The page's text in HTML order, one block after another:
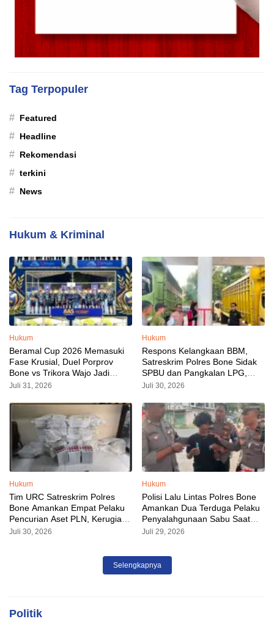
Tag Terpopuler
# Featured
# Headline
# Rekomendasi
# terkini
# News
Hukum & Kriminal
Hukum
Beramal Cup 2026 Memasuki
Fase Krusial, Duel Porprov
Bone vs Trikora Wajo Jadi
Sorotan Malam Ini
Juli 31, 2026
Hukum
Respons Kelangkaan BBM,
Satreskrim Polres Bone Sidak
SPBU dan Pangkalan LPG,
AKP Alvin Aji Imbau Pengelola
Tepat Sasaran
Juli 30, 2026
Hukum
Tim URC Satreskrim Polres
Bone Amankan Empat Pelaku
Pencurian Aset PLN, Kerugian
Ditaksir Capai Rp 3 Milyar
Juli 30, 2026
Hukum
Polisi Lalu Lintas Polres Bone
Amankan Dua Terduga Pelaku
Penyalahgunaan Sabu Saat
Razia Kendaraan
Juli 29, 2026
Selengkapnya
Politik